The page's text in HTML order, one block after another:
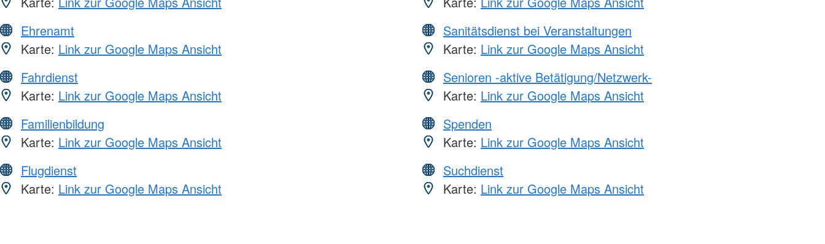
Ehrenamt
Karte: Link zur Google Maps Ansicht
Fahrdienst
Karte: Link zur Google Maps Ansicht
Familienbildung
Karte: Link zur Google Maps Ansicht
Flugdienst
Karte: Link zur Google Maps Ansicht
Sanitätsdienst bei Veranstaltungen
Karte: Link zur Google Maps Ansicht
Senioren -aktive Betätigung/Netzwerk-
Karte: Link zur Google Maps Ansicht
Spenden
Karte: Link zur Google Maps Ansicht
Suchdienst
Karte: Link zur Google Maps Ansicht